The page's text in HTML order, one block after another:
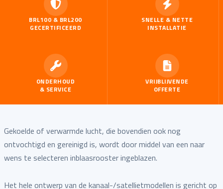
BRL100 & BRL200
GECERTIFICEERD
SNELLE & NETTE
INSTALLATIE
ONDERHOUD
& SERVICE
VRIJBLIJVENDE
OFFERTE
Gekoelde of verwarmde lucht, die bovendien ook nog
ontvochtigd en gereinigd is, wordt door middel van een naar
wens te selecteren inblaasrooster ingeblazen.
Het hele ontwerp van de kanaal-/satellietmodellen is gericht op